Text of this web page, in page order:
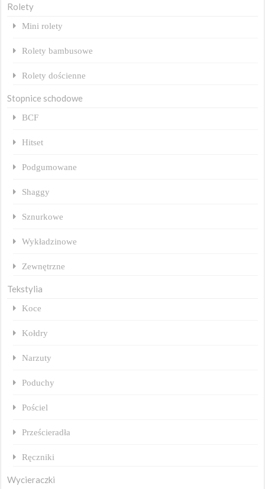
Rolety
Mini rolety
Rolety bambusowe
Rolety dościenne
Stopnice schodowe
BCF
Hitset
Podgumowane
Shaggy
Sznurkowe
Wykładzinowe
Zewnętrzne
Tekstylia
Koce
Kołdry
Narzuty
Poduchy
Pościel
Prześcieradła
Ręczniki
Wycieraczki